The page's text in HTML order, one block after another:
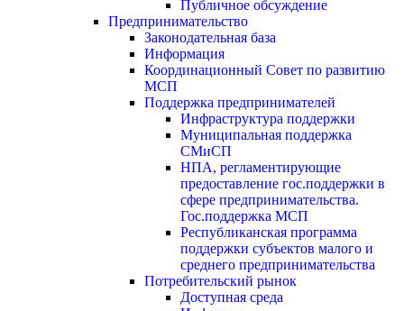
Публичное обсуждение
Предпринимательство
Законодательная база
Информация
Координационный Совет по развитию
МСП
Поддержка предпринимателей
Инфраструктура поддержки
Муниципальная поддержка
СМиСП
НПА, регламентирующие
предоставление гос.поддержки в
сфере предпринимательства.
Гос.поддержка МСП
Республиканская программа
поддержки субъектов малого и
среднего предпринимательства
Потребительский рынок
Доступная среда